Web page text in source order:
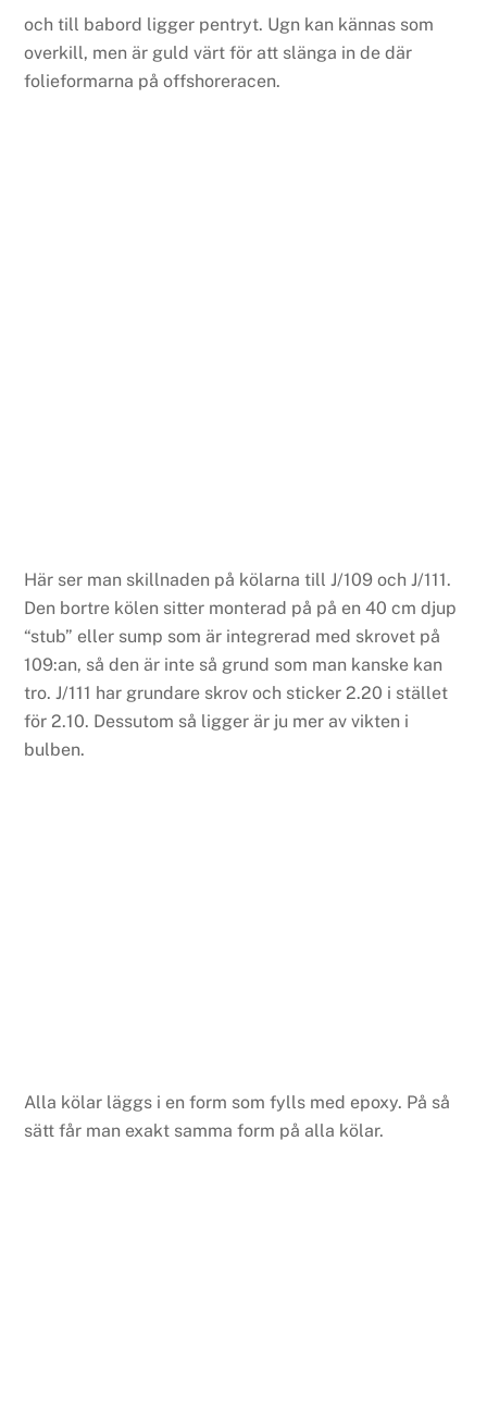
och till babord ligger pentryt. Ugn kan kännas som
overkill, men är guld värt för att slänga in de där
folieformarna på offshoreracen.
Här ser man skillnaden på kölarna till J/109 och J/111.
Den bortre kölen sitter monterad på på en 40 cm djup
“stub” eller sump som är integrerad med skrovet på
109:an, så den är inte så grund som man kanske kan
tro. J/111 har grundare skrov och sticker 2.20 i stället
för 2.10. Dessutom så ligger är ju mer av vikten i
bulben.
Alla kölar läggs i en form som fylls med epoxy. På så
sätt får man exakt samma form på alla kölar.